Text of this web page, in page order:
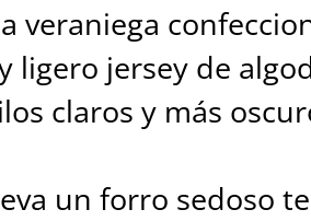
veraniega
ligero jersey de
claros y más
un forro sedoso